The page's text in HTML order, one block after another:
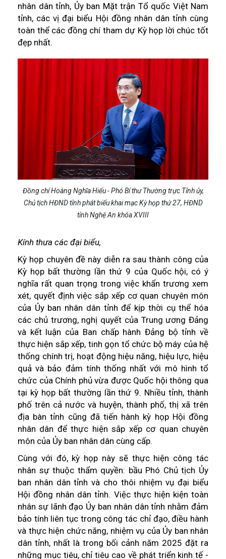
nhân dân tỉnh, Ủy ban Mặt trận Tổ quốc Việt Nam
tỉnh, các vị đại biểu Hội đồng nhân dân tỉnh cùng
toàn thể các đồng chí tham dự Kỳ họp lời chúc tốt
đẹp nhất.
Đồng chí Hoàng Nghĩa Hiếu - Phó Bí thư Thường trực Tỉnh ủy,
Chủ tịch HĐND tỉnh phát biểu khai mạc Kỳ họp thứ 27, HĐND
tỉnh Nghệ An khóa XVIII
Kính thưa các đại biểu,
Kỳ họp chuyên đề này diễn ra sau thành công của
Kỳ họp bất thường lần thứ 9 của Quốc hội, có ý
nghĩa rất quan trọng trong việc khẩn trương xem
xét, quyết định việc sắp xếp cơ quan chuyên môn
của Ủy ban nhân dân tỉnh để kịp thời cụ thể hóa
các chủ trương, nghị quyết của Trung ương Đảng
và kết luận của Ban chấp hành Đảng bộ tỉnh về
thực hiện sắp xếp, tinh gọn tổ chức bộ máy của hệ
thống chính trị, hoạt động hiệu năng, hiệu lực, hiệu
quả và bảo đảm tính thống nhất với mô hình tổ
chức của Chính phủ vừa được Quốc hội thông qua
tại kỳ họp bất thường lần thứ 9. Nhiều tỉnh, thành
phố trên cả nước và huyện, thành phố, thị xã trên
địa bàn tỉnh cũng đã tiến hành kỳ họp Hội đồng
nhân dân để thực hiện sắp xếp cơ quan chuyên
môn của Ủy ban nhân dân cùng cấp.
Cùng với đó, kỳ họp này sẽ thực hiện công tác
nhân sự thuộc thẩm quyền: bầu Phó Chủ tịch Ủy
ban nhân dân tỉnh và cho thôi nhiệm vụ đại biểu
Hội đồng nhân dân tỉnh. Việc thực hiện kiện toàn
nhân sự lãnh đạo Ủy ban nhân dân tỉnh nhằm đảm
bảo tính liên tục trong công tác chỉ đạo, điều hành
và thực hiện chức năng, nhiệm vụ của Ủy ban nhân
dân tỉnh, nhất là trong bối cảnh năm 2025 đặt ra
những mục tiêu, chỉ tiêu cao về phát triển kinh tế -